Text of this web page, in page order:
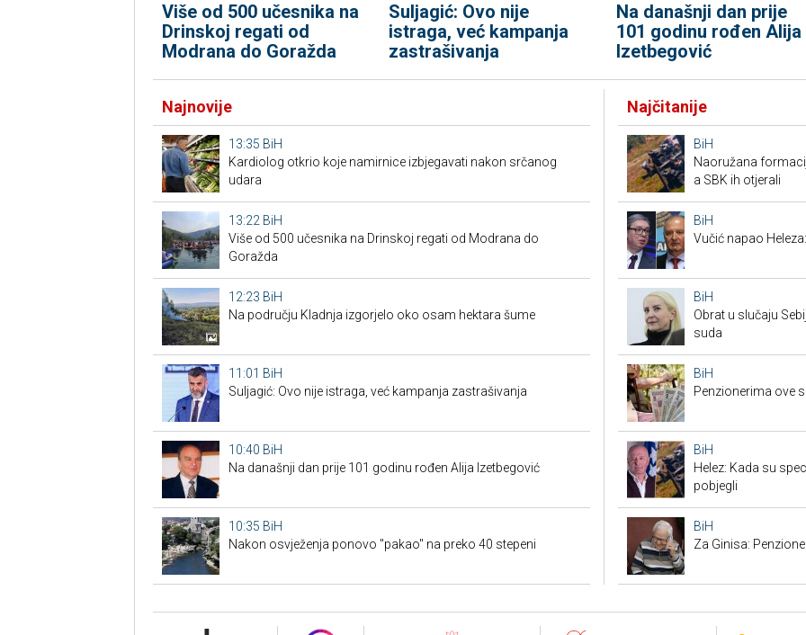
Više od 500 učesnika na
Drinskoj regati od
Modrana do Goražda
Suljagić: Ovo nije
istraga, već kampanja
zastrašivanja
Na današnji dan prije
101 godinu rođen Alija
Izetbegović
Najnovije
13:35 BiH
Kardiolog otkrio koje namirnice izbjegavati nakon srčanog
udara
13:22 BiH
Više od 500 učesnika na Drinskoj regati od Modrana do
Goražda
12:23 BiH
Na području Kladnja izgorjelo oko osam hektara šume
11:01 BiH
Suljagić: Ovo nije istraga, već kampanja zastrašivanja
10:40 BiH
Na današnji dan prije 101 godinu rođen Alija Izetbegović
10:35 BiH
Nakon osvježenja ponovo "pakao" na preko 40 stepeni
Najčitanije
BiH
Naoružana
a SBK ih otjerali
BiH
Vučić napao
BiH
Obrat u slučaju
suda
BiH
Penzionerima ove
BiH
Helez: Kada su
pobjegli
BiH
Za Ginisa: